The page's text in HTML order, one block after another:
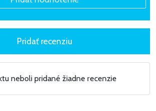
neboli pridané žiadne recenzie